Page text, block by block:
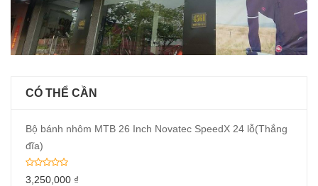
CÓ THỂ CẦN
Bộ bánh nhôm MTB 26 Inch Novatec SpeedX 24 lỗ(Thắng
đĩa)
3,250,000 ₫